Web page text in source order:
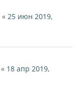
« 25 июн 2019,
« 18 апр 2019,